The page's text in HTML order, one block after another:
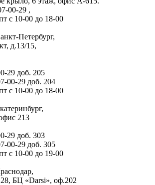
00-29 ,
с 10-00 до 18-00
Петербург,
д.13/15,
29 доб. 205
00-29 доб. 204
с 10-00 до 18-00
213
29 доб. 303
00-29 доб. 305
с 10-00 до 19-00
БЦ «Darsi», оф.202